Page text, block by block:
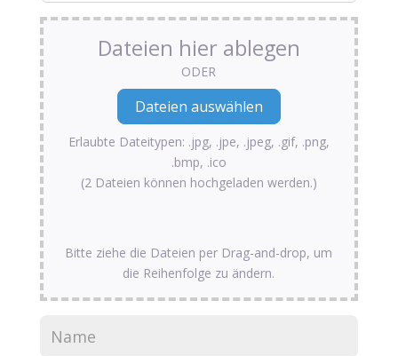
Dateien hier ablegen
ODER
Erlaubte Dateitypen: .jpg, .jpe, .jpeg, .gif, .png,
.bmp, .ico
(2 Dateien können hochgeladen werden.)
Bitte ziehe die Dateien per Drag-and-drop, um
die Reihenfolge zu ändern.